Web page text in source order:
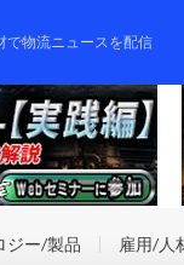
で物流ニュースを配信
ジー/製品 雇用/人